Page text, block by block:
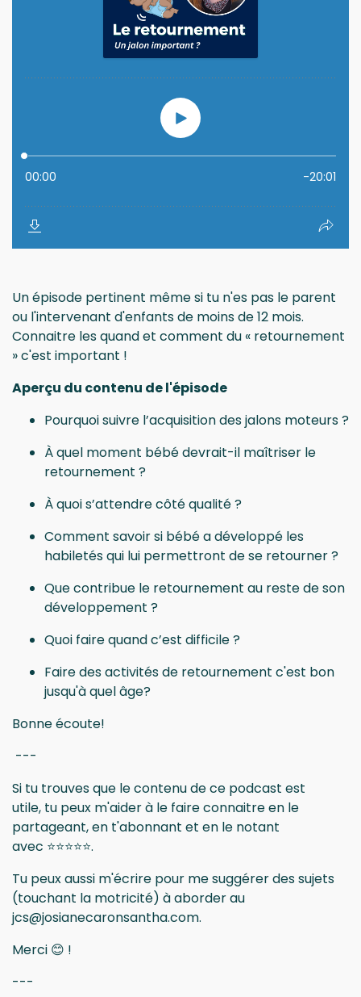
Un épisode pertinent même si tu n'es pas le parent
ou l'intervenant d'enfants de moins de 12 mois.
Connaitre les quand et comment du « retournement
» c'est important !
Aperçu du contenu de l'épisode
Pourquoi suivre l’acquisition des jalons moteurs ?
À quel moment bébé devrait-il maîtriser le
retournement ?
À quoi s’attendre côté qualité ?
Comment savoir si bébé a développé les
habiletés qui lui permettront de se retourner ?
Que contribue le retournement au reste de son
développement ?
Quoi faire quand c’est difficile ?
Faire des activités de retournement c'est bon
jusqu'à quel âge?
Bonne écoute!
---
Si tu trouves que le contenu de ce podcast est
utile, tu peux m'aider à le faire connaitre en le
partageant, en t'abonnant et en le notant
avec ⭐⭐⭐⭐⭐.
Tu peux aussi m'écrire pour me suggérer des sujets
(touchant la motricité) à aborder au
jcs@josianecaronsantha.com.
Merci 😊 !
---